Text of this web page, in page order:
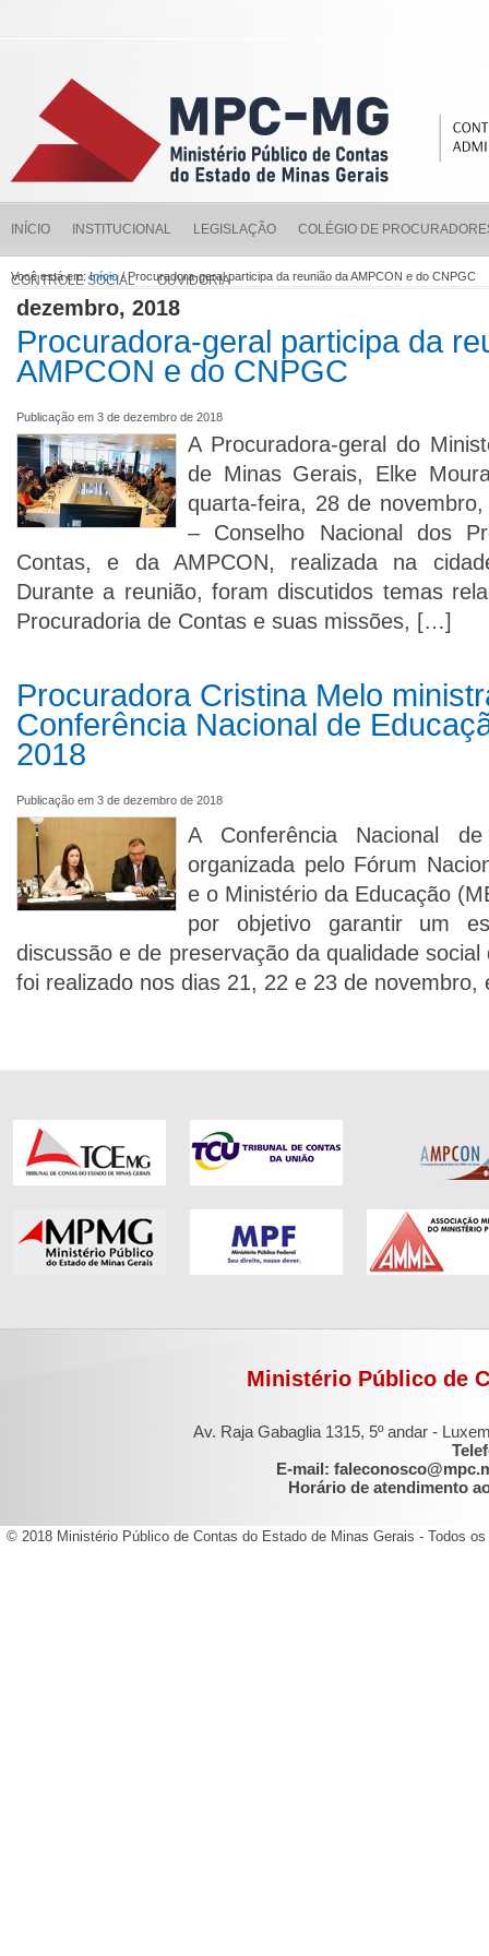
INÍCIO INSTITUCIONAL LEGISLAÇÃO COLÉGIO DE
CONTROLE SOCIAL OUVIDORIA
Você está em:Início/ Procuradora-geral participa da reunião da AMPCON e do CNPGC
dezembro, 2018
Procuradora-geral participa da
AMPCON e do CNPGC
Publicação em 3 de dezembro de 2018
A Procuradora-geral do
de Minas Gerais, Elke
quarta-feira, 28 de
– Conselho Nacional dos
Contas, e da AMPCON, realizada na
Durante a reunião, foram discutidos temas
Procuradoria de Contas e suas missões, […]
Procuradora Cristina Melo
Conferência Nacional de
2018
Publicação em 3 de dezembro de 2018
A Conferência Nacional
organizada pelo Fórum
e o Ministério da Educação
por objetivo garantir um
discussão e de preservação da qualidade
foi realizado nos dias 21, 22 e 23 de
Ministério Público de
Av. Raja Gabaglia 1315, 5º andar -
E-mail:
Horário de atendimento
© 2018 Ministério Público de Contas do Estado de Minas Gerais - Todos